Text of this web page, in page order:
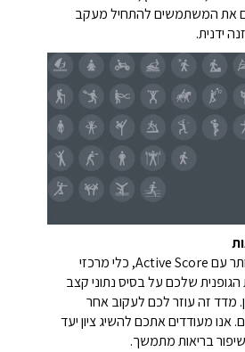
את המשתמשים להתחיל מעקב
ידנית.
עברו לבריאות טובה יותר עם Active Score, כלי מרכזי
שלכם על בסיס נתוני קצב
מדד זה עוזר לכם לעקוב אחר
אנו מעודדים אתכם להשיג ציון יעד